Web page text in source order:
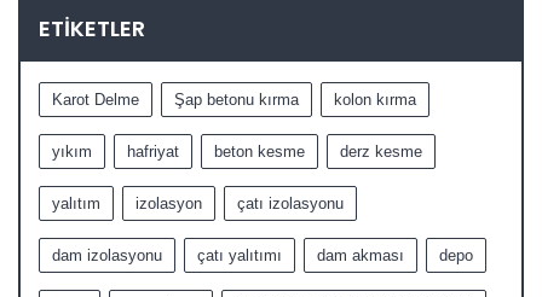
ETIKETLER
Karot Delme Şap betonu kırma kolon kırma
yıkım hafriyat beton kesme derz kesme
yalıtım izolasyon çatı izolasyonu
dam izolasyonu çatı yalıtımı dam akması depo